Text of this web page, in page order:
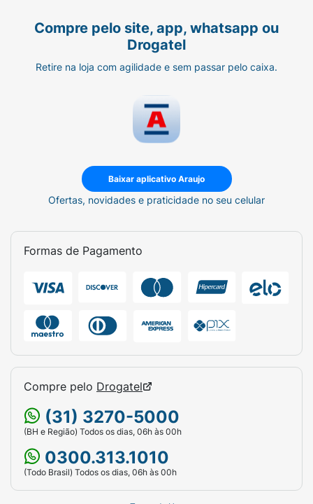
Compre pelo site, app, whatsapp ou
Drogatel
Retire na loja com agilidade e sem passar pelo caixa.
Baixar aplicativo Araujo
Ofertas, novidades e praticidade no seu celular
Formas de Pagamento
Compre pelo Drogatel
(31) 3270-5000
(BH e Região) Todos os dias, 06h às 00h
0300.313.1010
(Todo Brasil) Todos os dias, 06h às 00h